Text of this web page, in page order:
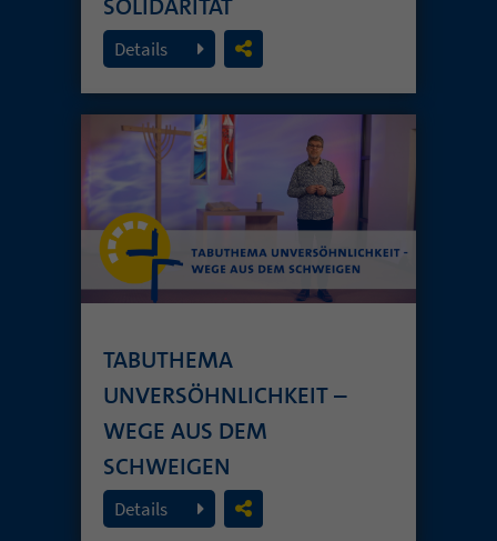
SOLIDARITÄT
26. Juli 2026
Details
TABUTHEMA
UNVERSÖHNLICHKEIT –
WEGE AUS DEM
SCHWEIGEN
19. Juli 2026
Details